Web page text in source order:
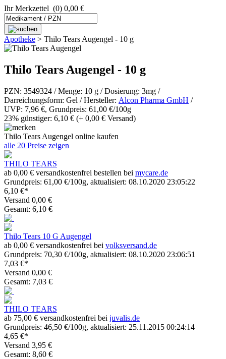
Ihr Merkzettel (0) 0,00 €
Apotheke > Thilo Tears Augengel - 10 g
Thilo Tears Augengel - 10 g
PZN: 3549324 / Menge: 10 g / Dosierung: 3mg /
Darreichungsform: Gel / Hersteller: Alcon Pharma GmbH /
UVP: 7,96 €, Grundpreis: 61,00 €/100g
23% günstiger: 6,10 € (+ 0,00 € Versand)
Thilo Tears Augengel online kaufen
alle 20 Preise zeigen
THILO TEARS
ab 0,00 € versandkostenfrei bestellen bei mycare.de
Grundpreis: 61,00 €/100g, aktualisiert: 08.10.2020 23:05:22
6,10 €*
Versand 0,00 €
Gesamt: 6,10 €
Thilo Tears 10 G Augengel
ab 0,00 € versandkostenfrei bei volksversand.de
Grundpreis: 70,30 €/100g, aktualisiert: 08.10.2020 23:06:51
7,03 €*
Versand 0,00 €
Gesamt: 7,03 €
THILO TEARS
ab 75,00 € versandkostenfrei bei juvalis.de
Grundpreis: 46,50 €/100g, aktualisiert: 25.11.2015 00:24:14
4,65 €*
Versand 3,95 €
Gesamt: 8,60 €